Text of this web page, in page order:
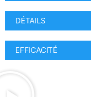
DÉTAILS
EFFICACITÉ